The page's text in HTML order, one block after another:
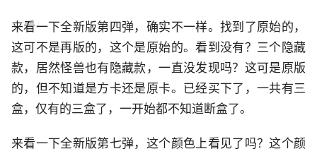
来看一下全新版第四弹，确实不一样。找到了原始的，
这可不是再版的，这个是原始的。看到没有？三个隐藏
款，居然怪兽也有隐藏款，一直没发现吗？这可是原版
的，但不知道是方卡还是原卡。已经买下了，一共有三
盒，仅有的三盒了，一开始都不知道断盒了。
来看一下全新版第七弹，这个颜色上看见了吗？这个颜